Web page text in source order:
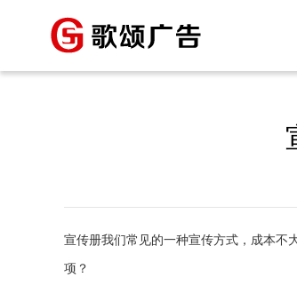
宣传册我们常见的一种宣传方式，成本不
项？